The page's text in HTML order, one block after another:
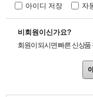
아이디 저장 자
비회원이신가요?
회원이 되시면 빠른 신상